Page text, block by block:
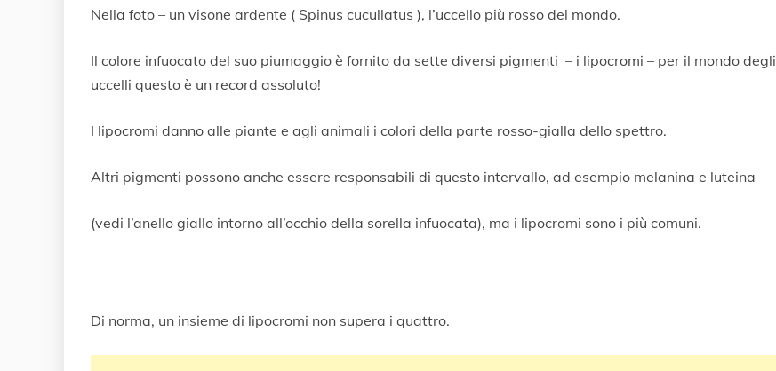
ANella foto – un visone ardente ( Spinus cucullatus ), l’uccello più rosso del mondo.
Il colore infuocato del suo piumaggio è fornito da sette diversi pigmenti – i lipocromi – per il mondo degli
uccelli questo è un record assoluto!
I lipocromi danno alle piante e agli animali i colori della parte rosso-gialla dello spettro.
Altri pigmenti possono anche essere responsabili di questo intervallo, ad esempio melanina e luteina
(vedi l’anello giallo intorno all’occhio della sorella infuocata), ma i lipocromi sono i più comuni.
Di norma, un insieme di lipocromi non supera i quattro.